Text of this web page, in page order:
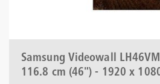
Samsung Videowall
116.8 cm (46") - 1920 x